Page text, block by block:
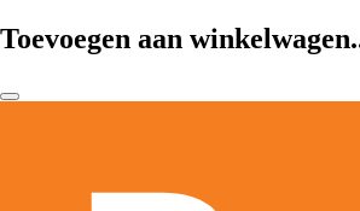
Toevoegen aan